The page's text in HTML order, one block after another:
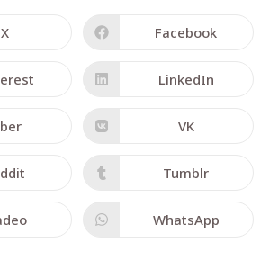
X Facebook
LinkedIn
VK
Tumblr
WhatsApp